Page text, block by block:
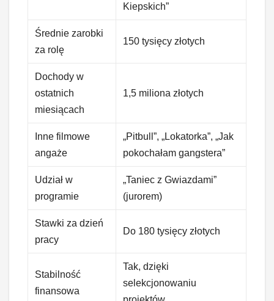
Kiepskich”
Średnie zarobki
za rolę
150 tysięcy złotych
Dochody w
ostatnich
miesiącach
1,5 miliona złotych
Inne filmowe
angaże
„Pitbull”, „Lokatorka”, „Jak
pokochałam gangstera”
Udział w
programie
„Taniec z Gwiazdami”
(jurorem)
Stawki za dzień
pracy
Do 180 tysięcy złotych
Stabilność
finansowa
Tak, dzięki
selekcjonowaniu